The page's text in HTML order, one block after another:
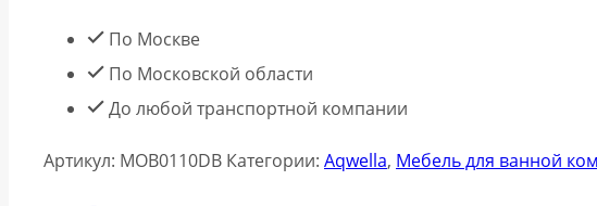
По Москве
По Московской области
До любой транспортной компании
Артикул: MOB0110DB Категории: Aqwella, Мебель для ванной